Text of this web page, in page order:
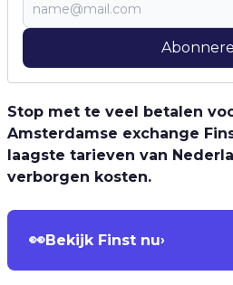
Stop met te veel betalen
Amsterdamse exchange
laagste tarieven van
verborgen kosten.
👀Bekijk Finst nu›